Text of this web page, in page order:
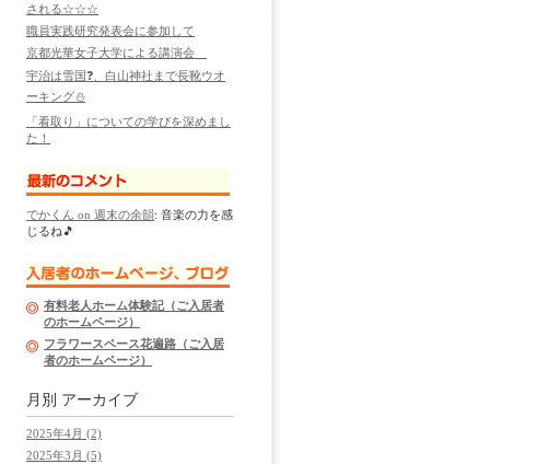
される☆☆☆
職員実践研究発表会に参加して
京都光華女子大学による講演会
宇治は雪国❓、白山神社まで長靴ウオ
ーキング⛄
「看取り」についての学びを深めまし
た！
でかくん on 週末の余韻: 音楽の力を感
じるね🎵
有料老人ホーム体験記（ご入居者
のホームページ）
フラワースペース花遍路（ご入居
者のホームページ）
月別 アーカイブ
2025年4月 (2)
2025年3月 (5)